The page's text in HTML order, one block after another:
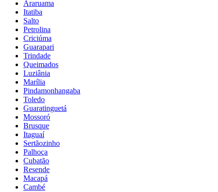
Araruama
Itatiba
Salto
Petrolina
Criciúma
Guarapari
Trindade
Queimados
Luziânia
Marília
Pindamonhangaba
Toledo
Guaratinguetá
Mossoró
Brusque
Itaguaí
Sertãozinho
Palhoça
Cubatão
Resende
Macapá
Cambé